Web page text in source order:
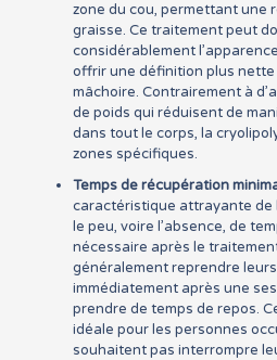
zone du cou, permettant une
graisse. Ce traitement peut
considérablement
offrir une définition plus nette
mâchoire. Contrairement à
de poids qui réduisent de
dans tout le corps, la
zones spécifiques.
Temps de récupération
caractéristique attrayante de
le peu, voire l’absence, de
nécessaire après le
généralement reprendre
immédiatement après une
prendre de temps de repos.
idéale pour les personnes
souhaitent pas interrompre